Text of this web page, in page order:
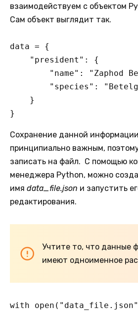
взаимодействуем с объектом
Сам объект выглядит так.
data = {
"president": {
"name": "Zaphod
"species":
}
}
Сохранение данной
принципиально важным,
записать на файл. С помощью
менеджера Python, можно
имя data_file.json и запустить
редактирования.
Учтите то, что данные
имеют одноименное
with